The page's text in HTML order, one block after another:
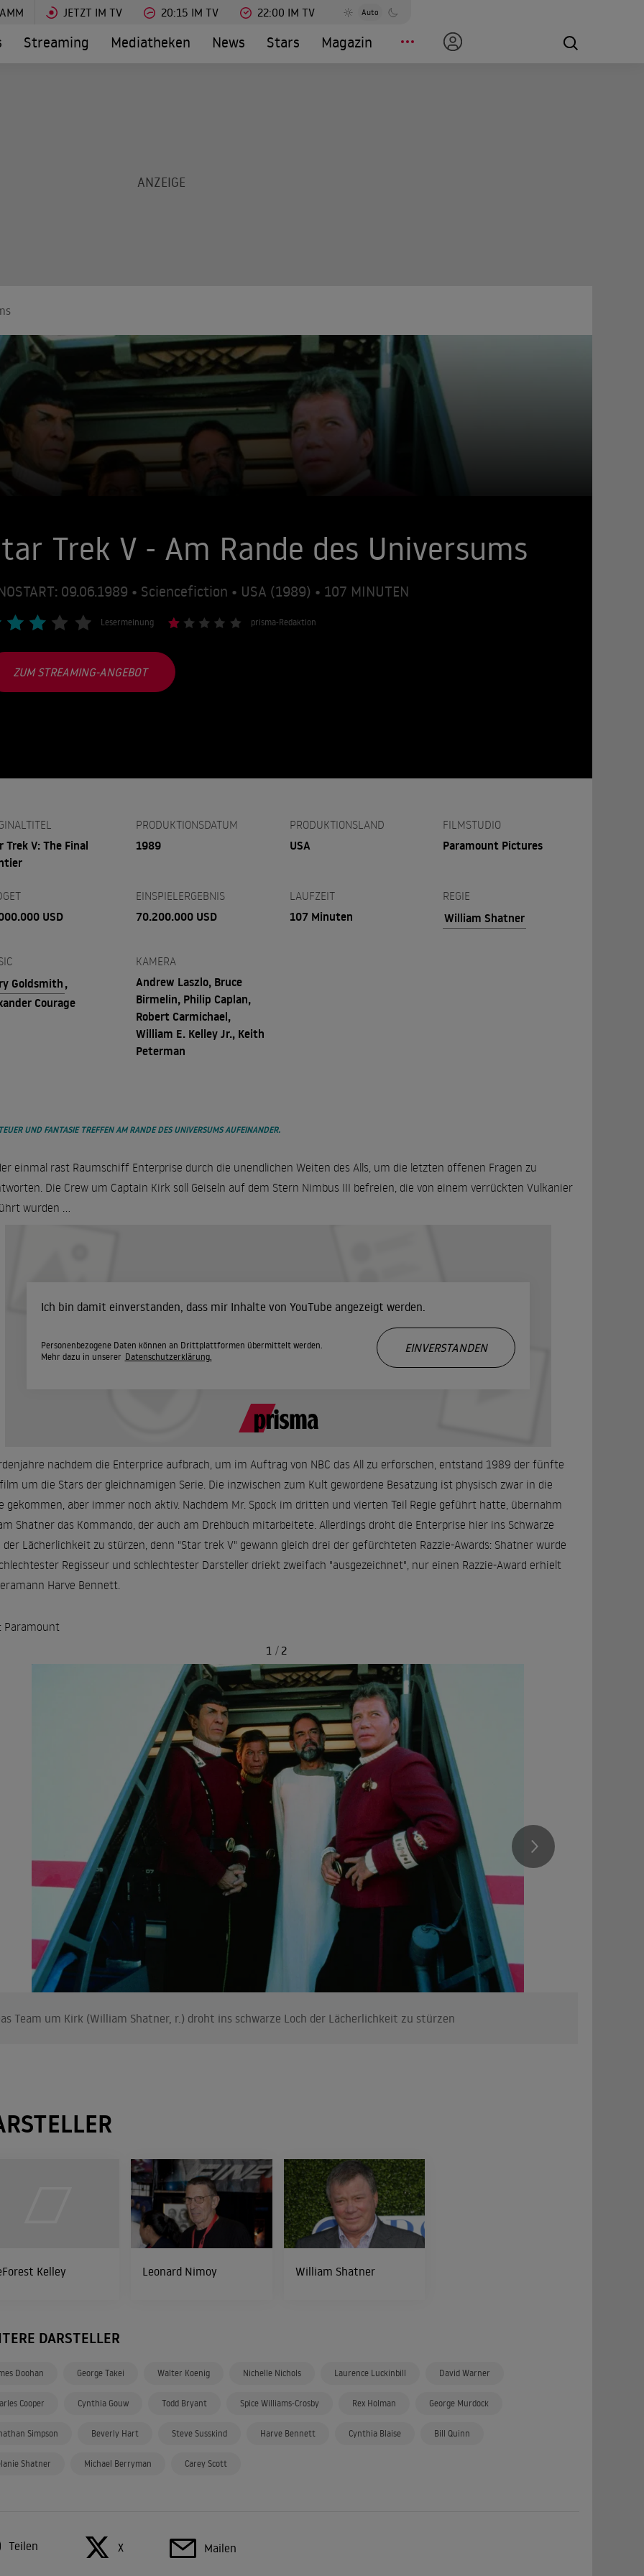
JETZT IM TV 20:15 IM TV 22:00 IM TV Auto
Streaming Mediatheken News Stars Magazin
Trek V - Am Rande des Universums
09.06.1989 • Sciencefiction • USA (1989) • 107 MINUTEN
Lesermeinung prisma-Redaktion
ZUM STREAMING-ANGEBOT
Trek V: The Final
PRODUKTIONSDATUM
1989
PRODUKTIONSLAND
USA
FILMSTUDIO
Paramount Pictures
USD
EINSPIELERGEBNIS
70.200.000 USD
LAUFZEIT
107 Minuten
REGIE
William Shatner
Goldsmith,
Courage
KAMERA
Andrew Laszlo, Bruce
Birmelin, Philip Caplan,
Robert Carmichael,
William E. Kelley Jr., Keith
Peterman
UND FANTASIE TREFFEN AM RANDE DES UNIVERSUMS AUFEINANDER.
einmal rast Raumschiff Enterprise durch die unendlichen Weiten des Alls, um die letzten offenen Fragen zu
Die Crew um Captain Kirk soll Geiseln auf dem Stern Nimbus III befreien, die von einem verrückten Vulkanier
wurden ...
Ich bin damit einverstanden, dass mir Inhalte von YouTube angezeigt werden.
Personenbezogene Daten können an Drittplattformen übermittelt werden.
Mehr dazu in unserer Datenschutzerklärung.
EINVERSTANDEN
nachdem die Enterprice aufbrach, um im Auftrag von NBC das All zu erforschen, entstand 1989 der fünfte
um die Stars der gleichnamigen Serie. Die inzwischen zum Kult gewordene Besatzung ist physisch zwar in die
gekommen, aber immer noch aktiv. Nachdem Mr. Spock im dritten und vierten Teil Regie geführt hatte, übernahm
Shatner das Kommando, der auch am Drehbuch mitarbeitete. Allerdings droht die Enterprise hier ins Schwarze
der Lächerlichkeit zu stürzen, denn "Star trek V" gewann gleich drei der gefürchteten Razzie-Awards: Shatner wurde
Regisseur und schlechtester Darsteller driekt zweifach "ausgezeichnet", nur einen Razzie-Award erhielt
Harve Bennett.
Paramount
Team um Kirk (William Shatner, r.) droht ins schwarze Loch der Lächerlichkeit zu stürzen
1 / 2
Kelley Leonard Nimoy William Shatner
DARSTELLER
Doohan George Takei Walter Koenig Nichelle Nichols Laurence Luckinbill David Warner
Cooper Cynthia Gouw Todd Bryant Spice Williams-Crosby Rex Holman George Murdock
Simpson Beverly Hart Steve Susskind Harve Bennett Cynthia Blaise Bill Quinn
Shatner Michael Berryman Carey Scott
Teilen X Mailen